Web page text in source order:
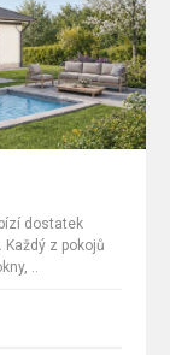
dostatek
z pokojů
..